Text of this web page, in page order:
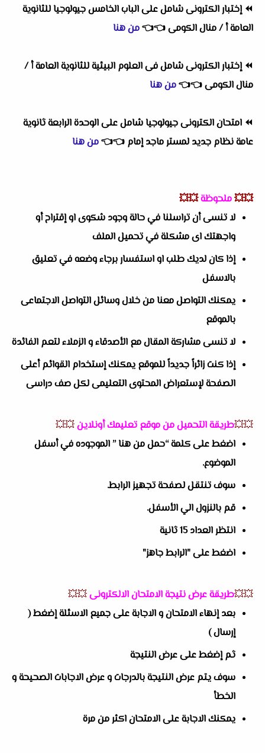
⏪إختبار الكترونى شامل على الباب الخامس جيولوجيا للثانوية
العامة أ / منال الكومى👈
👈من هنا
⏪إختبار الكترونى شامل فى العلوم البيئية للثانوية العامة أ /
منال الكومى👈
👈من هنا
⏪ امتحان الكترونى جيولوجيا شامل على الوحدة الرابعة ثانوية
عامة نظام جديد لمستر ماجد إمام 👈
👈من هنا
💥💥ملحوظة💥💥
لا تنسى أن تراسلنا في حالة وجود شكوى او إقتراح أو
واجهتك اى مشكلة في تحميل الملف
إذا كان لديك طلب او استفسار برجاء وضعه في تعليق
بالاسفل
يمكنك التواصل معنا من خلال وسائل التواصل الاجتماعى
بالموقع
لا تنسى مشاركة المقال مع الأصدقاء و الزملاء لتعم الفائدة
إذا كنت زائراً جديداً للموقع يمكنك إستخدام القوائم أعلى
الصفحة لإستعراض المحتوى التعليمى لكل صف دراسى
💥💥طريقة التحميل من موقع تعليمك أونلاين💥💥
اضغط على كلمة “حمل من هنا ” الموجوده في أسفل
الموضوع.
سوف تنتقل لصفحة تجهيز الرابط.
قم بالنزول الي الأسفل.
انتظر العداد 15 ثانية
اضغط على "الرابط جاهز"
💥💥طريقة عرض نتيجة الامتحان الالكترونى💥💥
بعد إنهاء الامتحان و الاجابة على جميع الاسئلة إضغط (
إرسال )
ثم إضغط على عرض النتيجة
سوف يتم عرض النتيجة بالدرجات و عرض الاجابات الصحيحة و
الخطأ
يمكنك الاجابة على الامتحان اكثر من مرة